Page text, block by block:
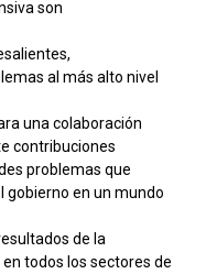
son
al más alto nivel
una colaboración
contribuciones
problemas que
gobierno en un mundo
de la
todos los sectores de